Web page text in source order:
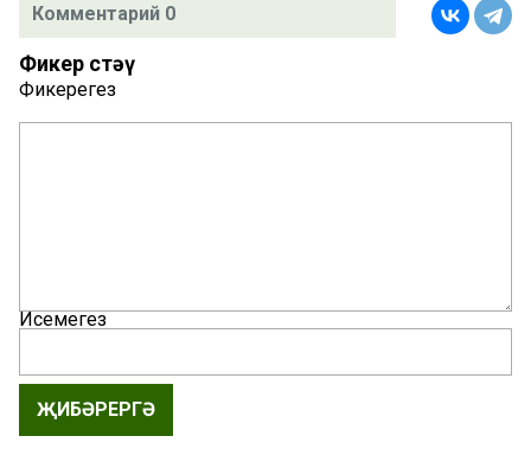
Комментарий 0
Фикер өстәү
Фикерегез
Исемегез
ҖИБӘРЕРГӘ